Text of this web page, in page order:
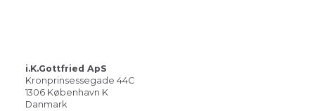
i.K.Gottfried ApS
Kronprinsessegade 44C
1306 København K
Danmark